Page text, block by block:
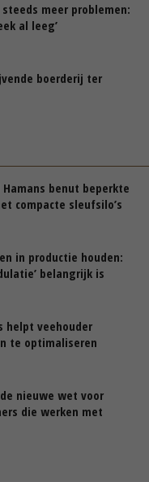
meer problemen:
al leeg’
boerderij ter
benut beperkte
compacte sleufsilo’s
in productie houden:
belangrijk is
helpt veehouder
te optimaliseren
nieuwe wet voor
die werken met